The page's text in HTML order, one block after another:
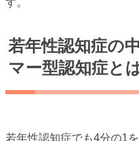
す。
若年性認知症の
マー型認知症と
若年性認知症でも4分の1